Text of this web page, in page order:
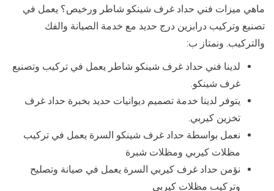
ماهي ميزات فني حداد غرف شينكو شاطر ورخيص؟ يعمل في
تصنيع وتركيب درابزين درج حديد مع خدمة الصيانة والفك
والتركيب. ونمتاز ب:
لدينا فني حداد غرف شينكو شاطر يعمل في تركيب وتصنيع
غرف شينكو.
يتوفر لدينا خدمة تصميم ديوانيات حديد بخبرة حداد غرف
تخزين كيربي.
نعمل بواسطة حداد غرف شينكو السرة يعمل في تركيب
مظلات كيربي ومظلات شبرة
نؤمن حداد غرف كيربي السرة يعمل في صيانة وتصليح
وتركيب مظلات كيربي